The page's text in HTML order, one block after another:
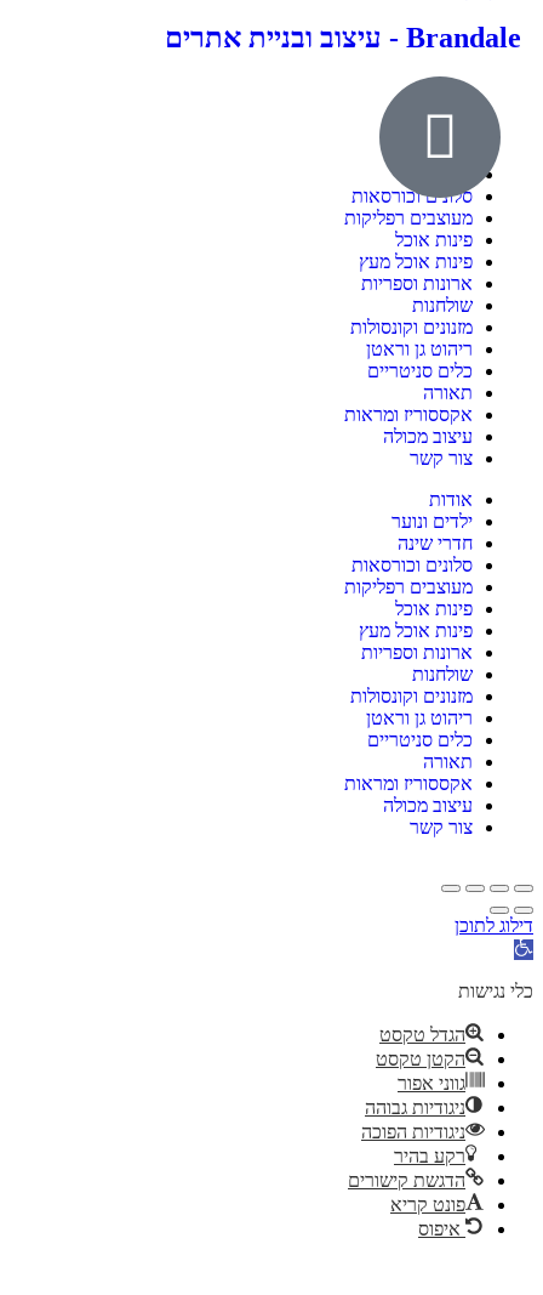
Brandale - עיצוב ובניית אתרים
ילדים ונוער
סלונים וכורסאות
מעוצבים רפליקות
פינות אוכל
פינות אוכל מעץ
ארונות וספריות
שולחנות
מזנונים וקונסולות
ריהוט גן וראטן
כלים סניטריים
תאורה
אקססוריז ומראות
עיצוב מכולה
צור קשר
אודות
ילדים ונוער
חדרי שינה
סלונים וכורסאות
מעוצבים רפליקות
פינות אוכל
פינות אוכל מעץ
ארונות וספריות
שולחנות
מזנונים וקונסולות
ריהוט גן וראטן
כלים סניטריים
תאורה
אקססוריז ומראות
עיצוב מכולה
צור קשר
דילוג לתוכן
פתח
נגישות
כלי נגישות
הגדל טקסט
הקטן טקסט
גווני אפור
ניגודיות גבוהה
ניגודיות הפוכה
רקע בהיר
הדגשת קישורים
פונט קריא
איפוס